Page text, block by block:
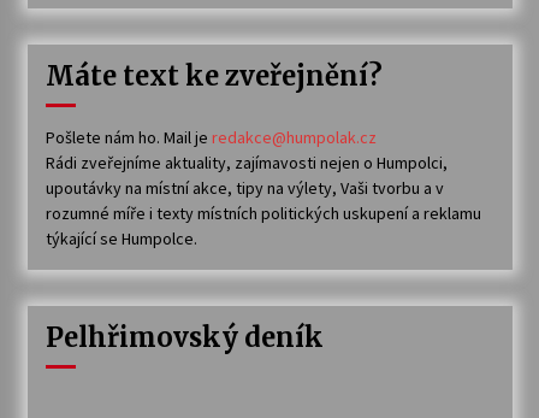
Máte text ke zveřejnění?
Pošlete nám ho. Mail je redakce@humpolak.cz
Rádi zveřejníme aktuality, zajímavosti nejen o Humpolci,
upoutávky na místní akce, tipy na výlety, Vaši tvorbu a v
rozumné míře i texty místních politických uskupení a reklamu
týkající se Humpolce.
Pelhřimovský deník